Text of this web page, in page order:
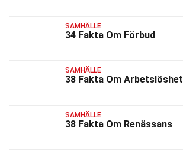
SAMHÄLLE
34 Fakta Om Förbud
SAMHÄLLE
38 Fakta Om Arbetslöshet
SAMHÄLLE
38 Fakta Om Renässans